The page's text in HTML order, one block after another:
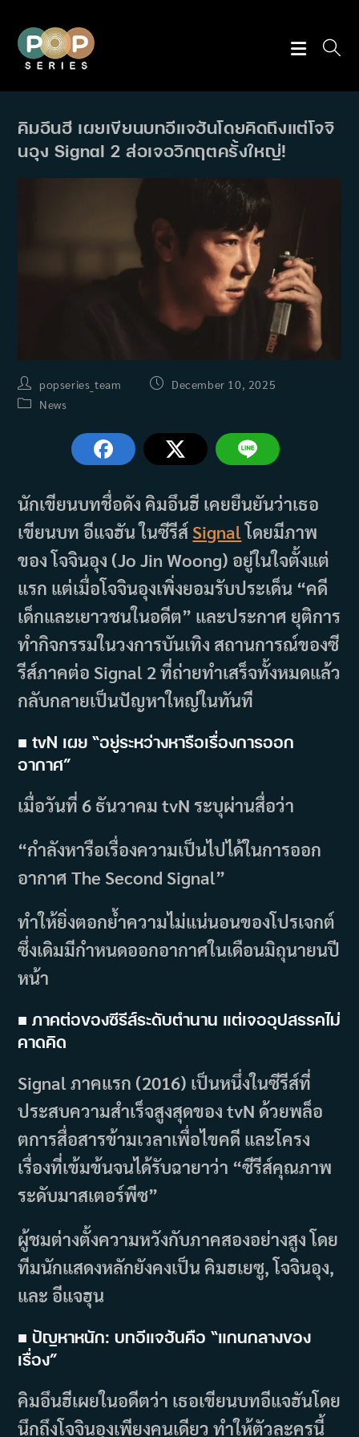
content
คิมอึนฮี เผยเขียนบทอีแจฮันโดยคิดถึงแต่โจจิ
นอุง Signal 2 ส่อเจอวิกฤตครั้งใหญ่!
Post
author:
popseries_team
PostDecember 10, 2025
PostNews
นักเขียนบทชื่อดัง คิมอึนฮี เคยยืนยันว่าเธอ
เขียนบท อีแจฮัน ในซีรีส์ Signalโดยมีภาพ
ของ โจจินอุง (Jo Jin Woong) อยู่ในใจตั้งแต่
แรก แต่เมื่อโจจินอุงเพิ่งยอมรับประเด็น “คดี
เด็กและเยาวชนในอดีต” และประกาศ ยุติการ
ทำกิจกรรมในวงการบันเทิง สถานการณ์ของซี
รีส์ภาคต่อ Signal 2 ที่ถ่ายทำเสร็จทั้งหมดแล้ว
กลับกลายเป็นปัญหาใหญ่ในทันที
■ tvN เผย “อยู่ระหว่างหารือเรื่องการออก
อากาศ”
เมื่อวันที่ 6 ธันวาคม tvN ระบุผ่านสื่อว่า
“กำลังหารือเรื่องความเป็นไปได้ในการออก
อากาศ The Second Signal”
ทำให้ยิ่งตอกย้ำความไม่แน่นอนของโปรเจกต์
ซึ่งเดิมมีกำหนดออกอากาศในเดือนมิถุนายนปี
หน้า
■ ภาคต่อของซีรีส์ระดับตำนาน แต่เจออุปสรรคไม่
คาดคิด
Signal ภาคแรก (2016) เป็นหนึ่งในซีรีส์ที่
ประสบความสำเร็จสูงสุดของ tvN ด้วยพล็อ
ตการสื่อสารข้ามเวลาเพื่อไขคดี และโครง
เรื่องที่เข้มข้นจนได้รับฉายาว่า “ซีรีส์คุณภาพ
ระดับมาสเตอร์พีซ”
ผู้ชมต่างตั้งความหวังกับภาคสองอย่างสูง โดย
ทีมนักแสดงหลักยังคงเป็น คิมฮเยซู, โจจินอุง,
และ อีแจฮุน
■ ปัญหาหนัก: บทอีแจฮันคือ “แกนกลางของ
เรื่อง”
คิมอึนฮีเผยในอดีตว่า เธอเขียนบทอีแจฮันโดย
นึกถึงโจจินอุงเพียงคนเดียว ทำให้ตัวละครนี้